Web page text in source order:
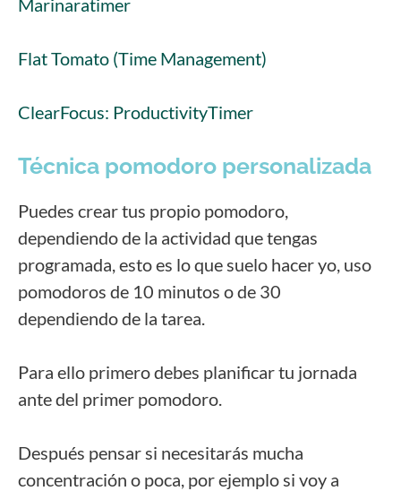
Marinaratimer
Flat Tomato (Time Management)
ClearFocus: ProductivityTimer
Técnica pomodoro personalizada
Puedes crear tus propio pomodoro,
dependiendo de la actividad que tengas
programada, esto es lo que suelo hacer yo, uso
pomodoros de 10 minutos o de 30
dependiendo de la tarea.
Para ello primero debes planificar tu jornada
ante del primer pomodoro.
Después pensar si necesitarás mucha
concentración o poca, por ejemplo si voy a